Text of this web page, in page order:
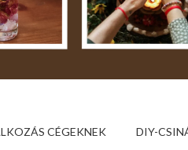
CÉGEKNEK DIY-